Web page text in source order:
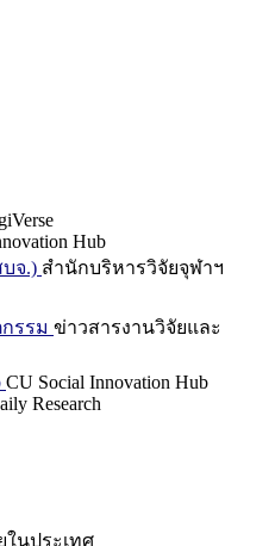
Hub
จ.) สำนักบริหารวิจัยจุฬาฯ
รรม ข่าวสารงานวิจัยและ
CU Social Innovation Hub
Research
ในประเทศ